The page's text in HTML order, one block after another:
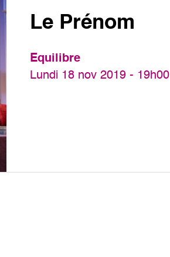
Le Prénom
Equilibre
Lundi 18 nov 2019 - 19h00